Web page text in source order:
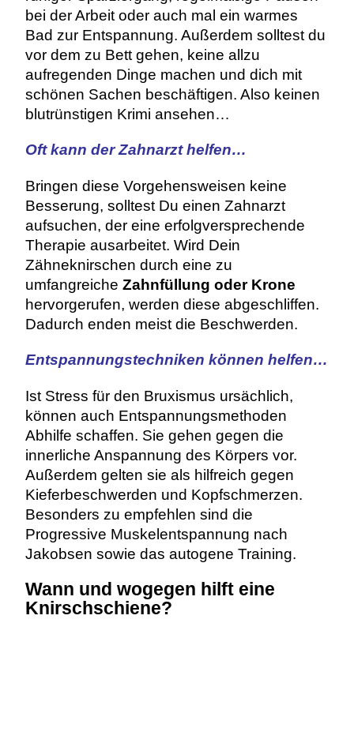
bei der Arbeit oder auch mal ein warmes
Bad zur Entspannung. Außerdem solltest du
vor dem zu Bett gehen, keine allzu
aufregenden Dinge machen und dich mit
schönen Sachen beschäftigen. Also keinen
blutrünstigen Krimi ansehen…
Oft kann der Zahnarzt helfen…
Bringen diese Vorgehensweisen keine
Besserung, solltest Du einen Zahnarzt
aufsuchen, der eine erfolgversprechende
Therapie ausarbeitet. Wird Dein
Zähneknirschen durch eine zu
umfangreiche Zahnfüllung oder Krone
hervorgerufen, werden diese abgeschliffen.
Dadurch enden meist die Beschwerden.
Entspannungstechniken können helfen…
Ist Stress für den Bruxismus ursächlich,
können auch Entspannungsmethoden
Abhilfe schaffen. Sie gehen gegen die
innerliche Anspannung des Körpers vor.
Außerdem gelten sie als hilfreich gegen
Kieferbeschwerden und Kopfschmerzen.
Besonders zu empfehlen sind die
Progressive Muskelentspannung nach
Jakobsen sowie das autogene Training.
Wann und wogegen hilft eine
Knirschschiene?